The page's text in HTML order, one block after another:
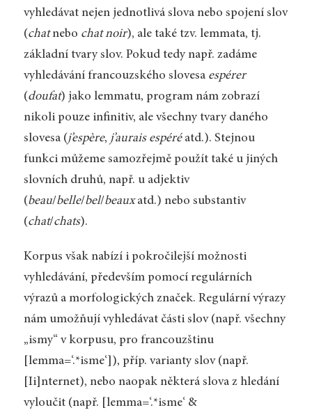
vyhledávat nejen jednotlivá slova nebo spojení slov
(chatnebo chat noir), ale také tzv. lemmata, tj.
základní tvary slov. Pokud tedy např. zadáme
vyhledávání francouzského slovesa espérer
(doufat) jako lemmatu, program nám zobrazí
nikoli pouze infinitiv, ale všechny tvary daného
slovesa (j’espère, j’aurais espéréatd.). Stejnou
funkci můžeme samozřejmě použít také u jiných
slovních druhů, např. u adjektiv
(beau/belle/bel/beauxatd.) nebo substantiv
(chat/chats).
Korpus však nabízí i pokročilejší možnosti
vyhledávání, především pomocí regulárních
výrazů a morfologických značek. Regulární výrazy
nám umožňují vyhledávat části slov (např. všechny
„ismy“ v korpusu, pro francouzštinu
[lemma=‘.*isme‘]), příp. varianty slov (např.
[Ii]nternet), nebo naopak některá slova z hledání
vyloučit (např. [lemma=‘.*isme‘ &